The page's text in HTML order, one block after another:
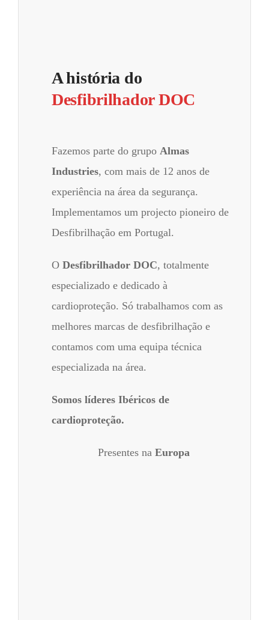
A história do
Desfibrilhador DOC
Fazemos parte do grupo Almas
Industries, com mais de 12 anos de
experiência na área da segurança.
Implementamos um projecto pioneiro de
Desfibrilhação em Portugal.
O Desfibrilhador DOC, totalmente
especializado e dedicado à
cardioproteção. Só trabalhamos com as
melhores marcas de desfibrilhação e
contamos com uma equipa técnica
especializada na área.
Somos líderes Ibéricos de
cardioproteção.
Presentes na Europa